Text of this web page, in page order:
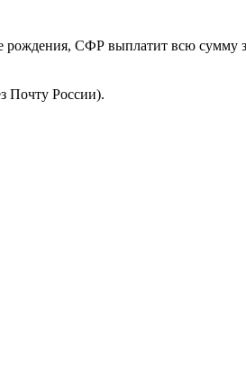
рождения, СФР выплатит всю сумму
Почту России).